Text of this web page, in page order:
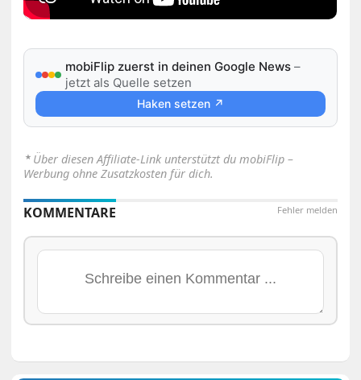
mobiFlip zuerst in deinen Google News –
jetzt als Quelle setzen
Haken setzen ↗
⋆ Über diesen Affiliate-Link unterstützt du mobiFlip –
Werbung ohne Zusatzkosten für dich.
Fehler melden
KOMMENTARE